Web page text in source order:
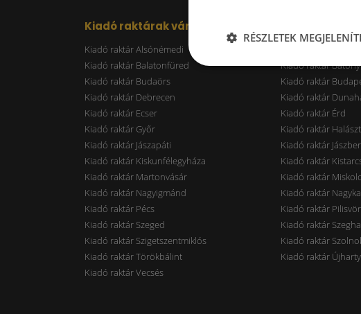
Kiadó raktárak városonként
Kiadó raktár Alsónémedi
Kiadó raktár Balatonfüred
Kiadó raktár
Kiadó raktár Budaörs
Kiadó raktár
Kiadó raktár Debrecen
Kiadó raktár
Kiadó raktár Ecser
Kiadó raktár Érd
Kiadó raktár Győr
Kiadó raktár
Kiadó raktár Jászapáti
Kiadó raktár
Kiadó raktár Kiskunfélegyháza
Kiadó raktár
Kiadó raktár Martonvásár
Kiadó raktár Miskolc
Kiadó raktár Nagyigmánd
Kiadó raktár
Kiadó raktár Pécs
Kiadó raktár
Kiadó raktár Szeged
Kiadó raktár
Kiadó raktár Szigetszentmiklós
Kiadó raktár
Kiadó raktár Törökbálint
Kiadó raktár
Kiadó raktár Vecsés
RÉSZLETEK